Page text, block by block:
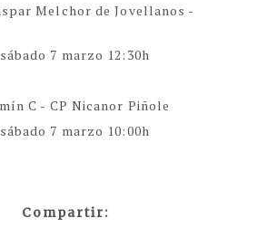
Melchor de Jovellanos -
sábado 7 marzo 12:30h
C - CP Nicanor Piñole
sábado 7 marzo 10:00h
Compartir: